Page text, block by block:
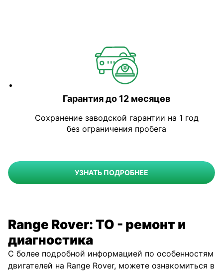
Гарантия до 12 месяцев
Сохранение заводской гарантии на 1 год
без ограничения пробега
УЗНАТЬ ПОДРОБНЕЕ
Range Rover: ТО - ремонт и
диагностика
С более подробной информацией по особенностям
двигателей на Range Rover, можете ознакомиться в